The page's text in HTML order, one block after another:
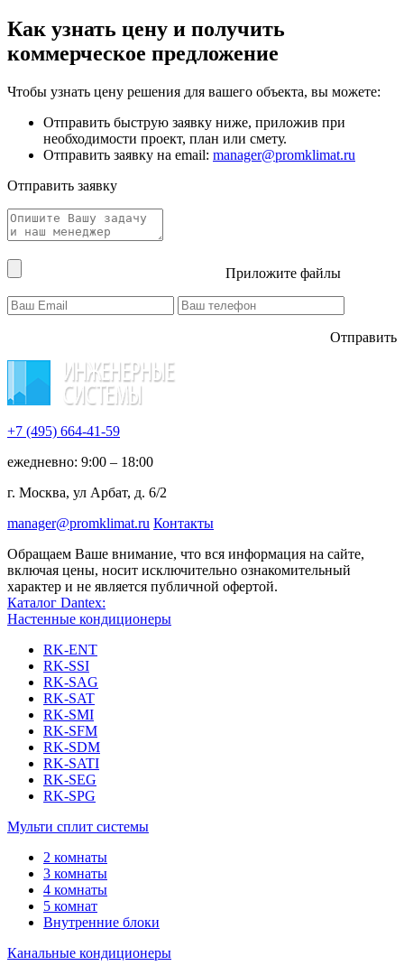
Как узнать цену и получить
коммерческое предложение
Чтобы узнать цену решения для вашего объекта, вы можете:
Отправить быструю заявку ниже, приложив при
необходимости проект, план или смету.
Отправить заявку на email: manager@promklimat.ru
Отправить заявку
Приложите файлы
Отправить
+7 (495) 664-41-59
ежедневно: 9:00 – 18:00
г. Москва, ул Арбат, д. 6/2
manager@promklimat.ru Контакты
Обращаем Ваше внимание, что вся информация на сайте,
включая цены, носит исключительно ознакомительный
характер и не является публичной офертой.
Каталог Dantex:
Настенные кондиционеры
RK-ENT
RK-SSI
RK-SAG
RK-SAT
RK-SMI
RK-SFM
RK-SDM
RK-SATI
RK-SEG
RK-SPG
Мульти сплит системы
2 комнаты
3 комнаты
4 комнаты
5 комнат
Внутренние блоки
Канальные кондиционеры